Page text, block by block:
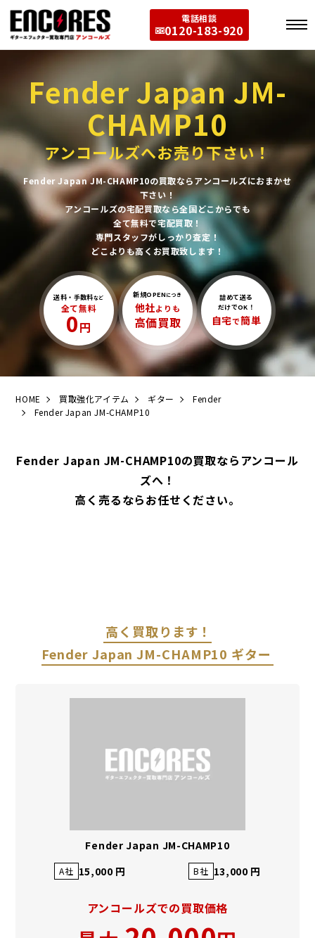
電話相談
0120-183-920
Fender Japan JM-
CHAMP10
アンコールズへお売り下さい！
Fender Japan JM-CHAMP10の買取ならアンコールズにおまかせ
下さい！
アンコールズの宅配買取なら全国どこからでも
全て無料で宅配買取！
専門スタッフがしっかり査定！
どこよりも高くお買取致します！
送料・手数料など
全て無料
0円
新規OPEN につき
他社よりも
高価買取
詰めて送る
だけでOK！
自宅で簡単
HOME 買取強化アイテム ギター
Fender
Fender Japan JM-CHAMP10
Fender Japan JM-CHAMP10の買取ならアンコール
ズへ！
高く売るならお任せください。
高く買取ります！
Fender Japan JM-CHAMP10 ギター
Fender Japan JM-CHAMP10
A社 15,000 円 B社 13,000 円
アンコールズでの買取価格